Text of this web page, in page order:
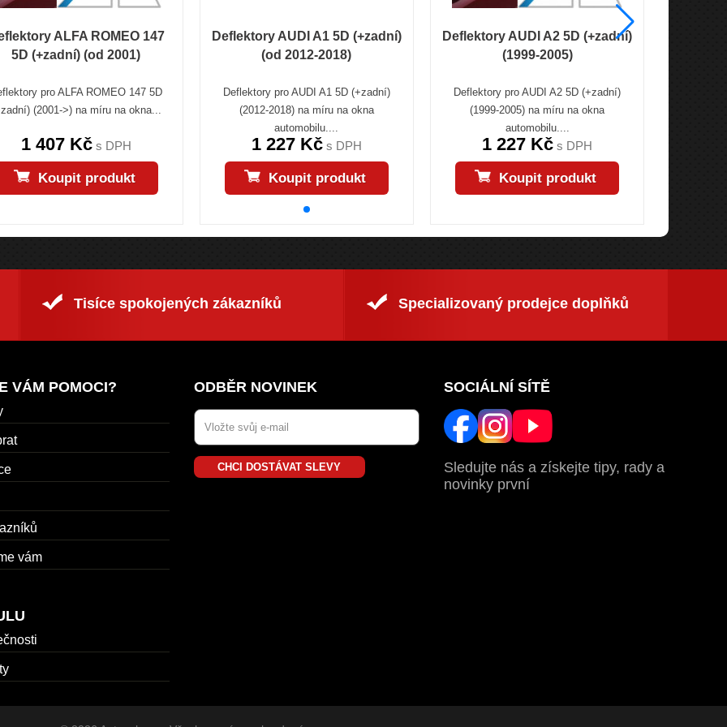
ALFA ROMEO 147
5D (+zadní) (od 2001)
pro ALFA ROMEO 147 5D
(2001->) na míru na okna...
1 407 Kčs DPH
Koupit produkt
Deflektory AUDI A1 5D (+zadní)
(od 2012-2018)
Deflektory pro AUDI A1 5D (+zadní)
(2012-2018) na míru na okna
automobilu....
1 227 Kčs DPH
Koupit produkt
Deflektory AUDI A2 5D (+zadní)
(1999-2005)
Deflektory pro AUDI A2 5D (+zadní)
(1999-2005) na míru na okna
automobilu....
1 227 Kč s DPH
Koupit produkt
Tisíce spokojených zákazníků Specializovaný prodejce doplňků
VÁM POMOCI?
vám
ODBĚR NOVINEK
CHCI DOSTÁVAT SLEVY
SOCIÁLNÍ SÍTĚ
Sledujte nás a získejte tipy, rady a
novinky první